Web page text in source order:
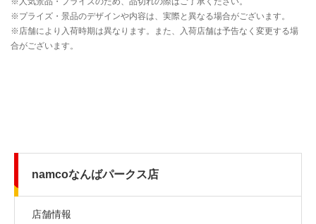
namcoなんばパークス店
店舗情報